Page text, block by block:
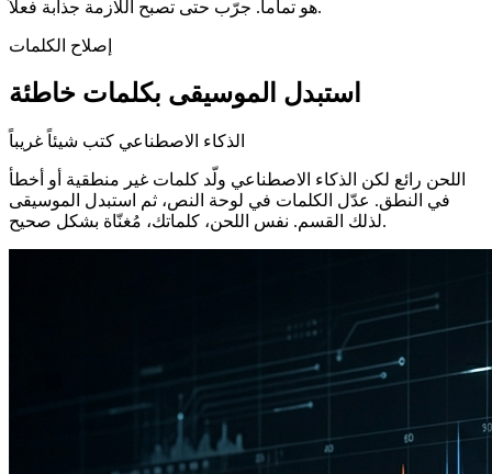
هو تماماً. جرّب حتى تصبح اللازمة جذابة فعلاً.
إصلاح الكلمات
استبدل الموسيقى بكلمات خاطئة
الذكاء الاصطناعي كتب شيئاً غريباً
اللحن رائع لكن الذكاء الاصطناعي ولّد كلمات غير منطقية أو أخطأ
في النطق. عدّل الكلمات في لوحة النص، ثم استبدل الموسيقى
لذلك القسم. نفس اللحن، كلماتك، مُغنّاة بشكل صحيح.